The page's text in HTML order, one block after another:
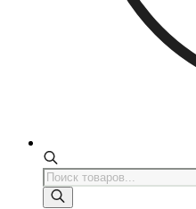
Поиск
товаров